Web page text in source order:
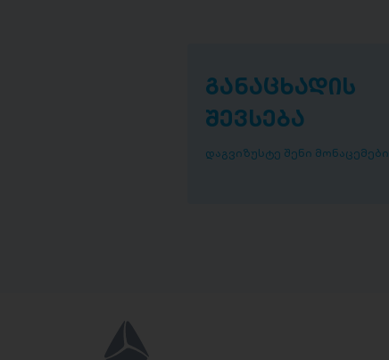
განაცხადის
შევსება
დაგვიზუსტე შენი მონაცემები